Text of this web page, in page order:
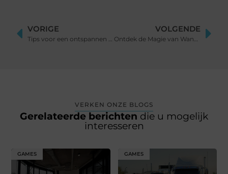
VORIGE
Tips voor een ontspannen start van je vakantie
VOLGENDE
Ontdek de Magie van Wandelroutes in Alkmaar
VERKEN ONZE BLOGS
Gerelateerde berichten die u mogelijk
interesseren
GAMES GAMES